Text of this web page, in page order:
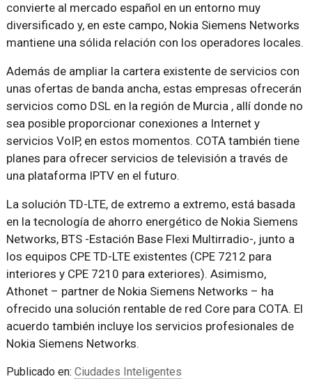
convierte al mercado español en un entorno muy
diversificado y, en este campo, Nokia Siemens Networks
mantiene una sólida relación con los operadores locales.
Además de ampliar la cartera existente de servicios con
unas ofertas de banda ancha, estas empresas ofrecerán
servicios como DSL en la región de Murcia , allí donde no
sea posible proporcionar conexiones a Internet y
servicios VoIP, en estos momentos. COTA también tiene
planes para ofrecer servicios de televisión a través de
una plataforma IPTV en el futuro.
La solución TD-LTE, de extremo a extremo, está basada
en la tecnología de ahorro energético de Nokia Siemens
Networks, BTS -Estación Base Flexi Multirradio-, junto a
los equipos CPE TD-LTE existentes (CPE 7212 para
interiores y CPE 7210 para exteriores). Asimismo,
Athonet – partner de Nokia Siemens Networks – ha
ofrecido una solución rentable de red Core para COTA. El
acuerdo también incluye los servicios profesionales de
Nokia Siemens Networks.
Publicado en: Ciudades Inteligentes